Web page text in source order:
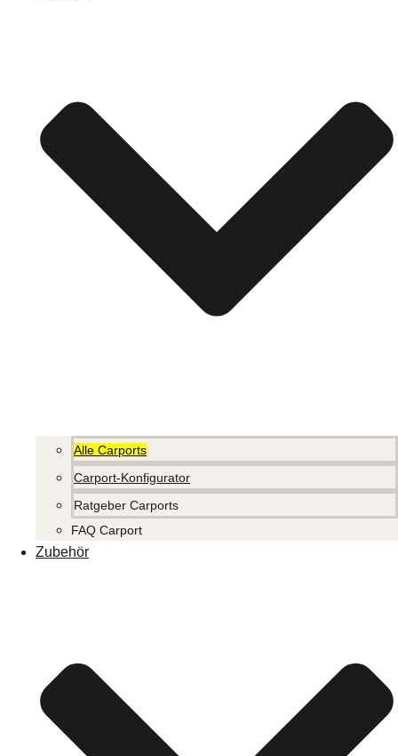
Alle Carports
Carport-Konfigurator
Ratgeber Carports
FAQ Carport
Zubehör